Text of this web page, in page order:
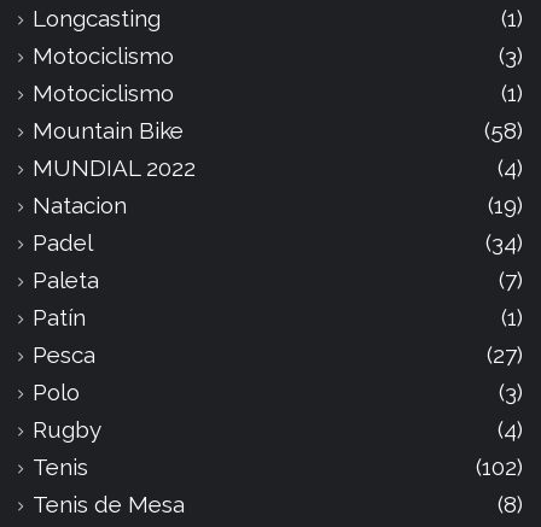
Longcasting
(1)
Motociclismo
(3)
Motociclismo
(1)
Mountain Bike
(58)
MUNDIAL 2022
(4)
Natacion
(19)
Padel
(34)
Paleta
(7)
Patín
(1)
Pesca
(27)
Polo
(3)
Rugby
(4)
Tenis
(102)
Tenis de Mesa
(8)